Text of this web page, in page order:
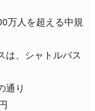
万人を超える中規
は、シャトルバス
通り